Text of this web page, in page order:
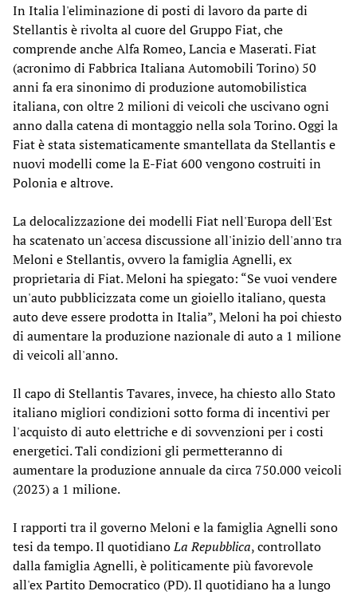
In Italia l'eliminazione di posti di lavoro da parte di
Stellantis è rivolta al cuore del Gruppo Fiat, che
comprende anche Alfa Romeo, Lancia e Maserati. Fiat
(acronimo di Fabbrica Italiana Automobili Torino) 50
anni fa era sinonimo di produzione automobilistica
italiana, con oltre 2 milioni di veicoli che uscivano ogni
anno dalla catena di montaggio nella sola Torino. Oggi la
Fiat è stata sistematicamente smantellata da Stellantis e
nuovi modelli come la E-Fiat 600 vengono costruiti in
Polonia e altrove.
La delocalizzazione dei modelli Fiat nell'Europa dell'Est
ha scatenato un'accesa discussione all'inizio dell'anno tra
Meloni e Stellantis, ovvero la famiglia Agnelli, ex
proprietaria di Fiat. Meloni ha spiegato: “Se vuoi vendere
un'auto pubblicizzata come un gioiello italiano, questa
auto deve essere prodotta in Italia”, Meloni ha poi chiesto
di aumentare la produzione nazionale di auto a 1 milione
di veicoli all'anno.
Il capo di Stellantis Tavares, invece, ha chiesto allo Stato
italiano migliori condizioni sotto forma di incentivi per
l'acquisto di auto elettriche e di sovvenzioni per i costi
energetici. Tali condizioni gli permetteranno di
aumentare la produzione annuale da circa 750.000 veicoli
(2023) a 1 milione.
I rapporti tra il governo Meloni e la famiglia Agnelli sono
tesi da tempo. Il quotidianoLa Repubblica, controllato
dalla famiglia Agnelli, è politicamente più favorevole
all'ex Partito Democratico (PD). Il quotidiano ha a lungo